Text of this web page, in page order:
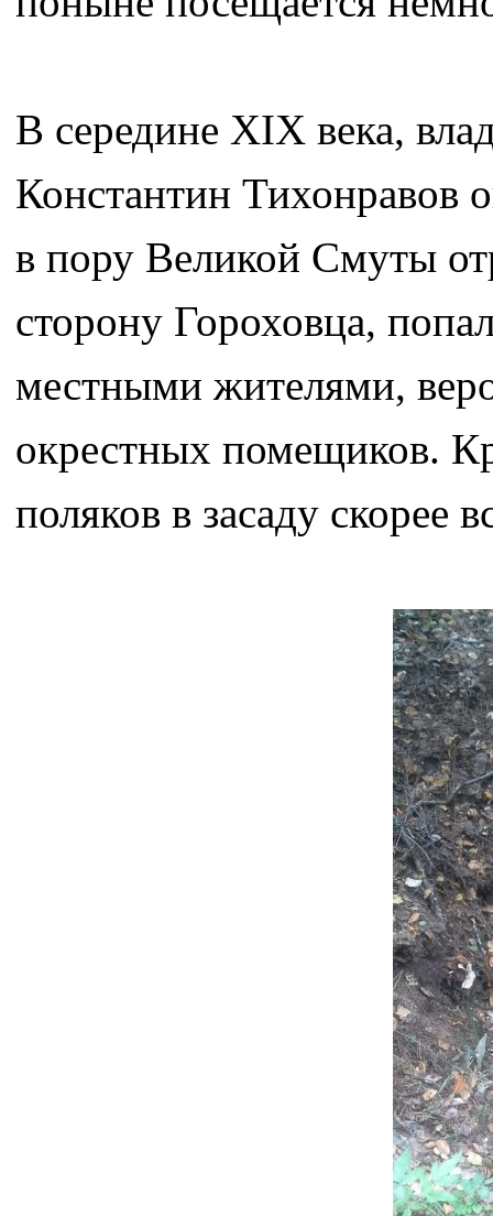
В середине XIX века,
Константин Тихонравов
в пору Великой Смуты
сторону Гороховца,
местными жителями,
окрестных помещиков.
поляков в засаду скорее